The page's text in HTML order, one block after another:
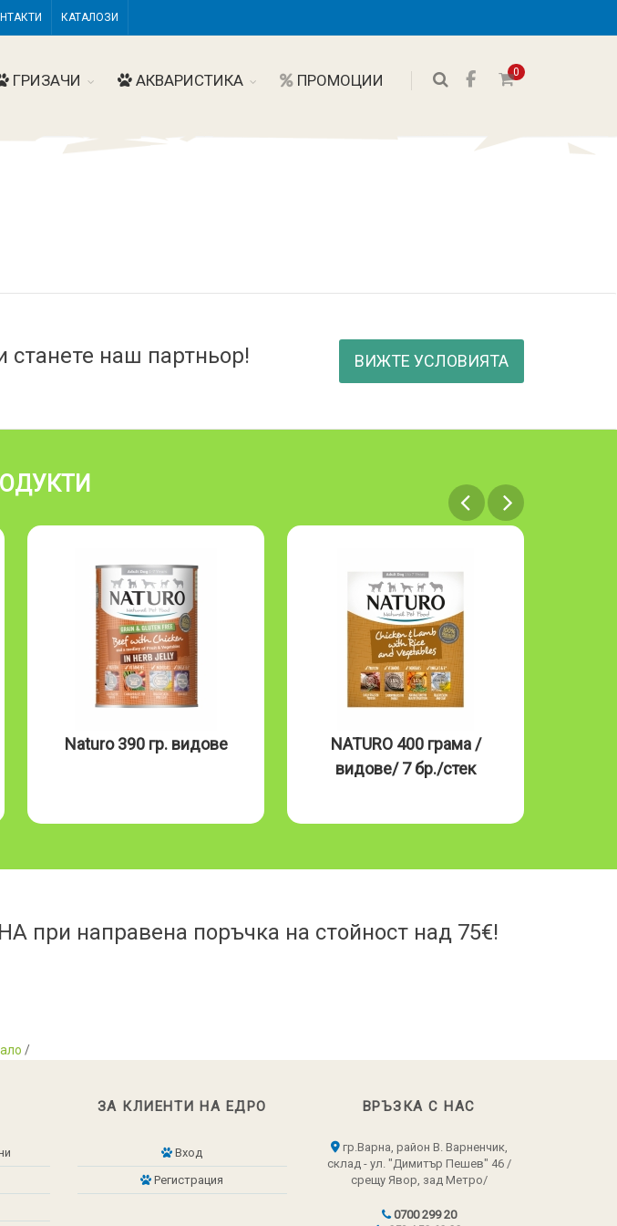
КАТАЛОЗИ
0
ГРИЗАЧИ АКВАРИСТИКА ПРОМОЦИИ
станете наш партньор! ВИЖТЕ УСЛОВИЯТА
Naturo 390 гр. видове
NATURO 400 грама /
видове/ 7 бр./стек
при направена поръчка на стойност над 75€!
/
ЗА КЛИЕНТИ НА ЕДРО
Вход
Регистрация
ВРЪЗКА С НАС
гр.Варна, район В. Варненчик,
склад - ул. "Димитър Пешев" 46 /
срещу Явор, зад Метро/
0700 299 20